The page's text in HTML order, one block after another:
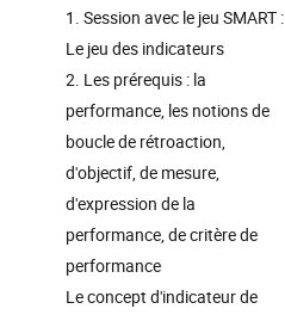
1. Session avec le jeu SMART :
Le jeu des indicateurs
2. Les prérequis : la
performance, les notions de
boucle de rétroaction,
d'objectif, de mesure,
d'expression de la
performance, de critère de
performance
Le concept d'indicateur de